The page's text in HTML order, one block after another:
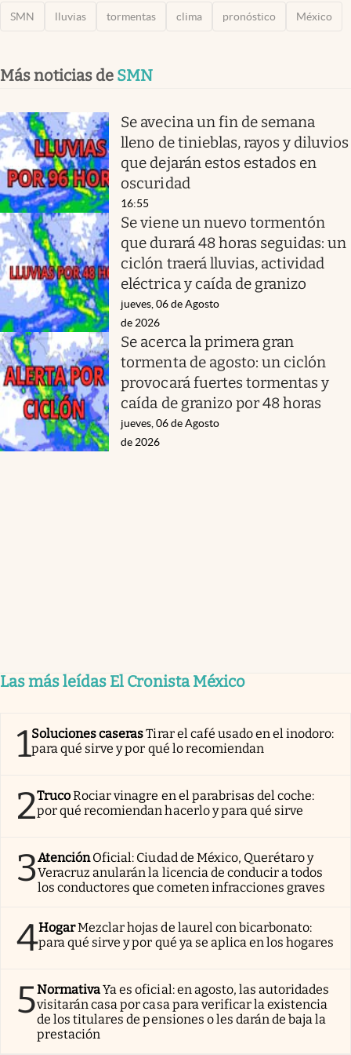
SMN lluvias tormentas clima pronóstico México
Más noticias de SMN
Se avecina un fin de semana
lleno de tinieblas, rayos y diluvios
que dejarán estos estados en
oscuridad
16:55
Se viene un nuevo tormentón
que durará 48 horas seguidas: un
ciclón traerá lluvias, actividad
eléctrica y caída de granizo
jueves, 06 de Agosto
de 2026
Se acerca la primera gran
tormenta de agosto: un ciclón
provocará fuertes tormentas y
caída de granizo por 48 horas
jueves, 06 de Agosto
de 2026
Las más leídas El Cronista México
1Soluciones caserasTirar el café usado en el inodoro:
para qué sirve y por qué lo recomiendan
2TrucoRociar vinagre en el parabrisas del coche:
por qué recomiendan hacerlo y para qué sirve
3AtenciónOficial: Ciudad de México, Querétaro y
Veracruz anularán la licencia de conducir a todos
los conductores que cometen infracciones graves
4HogarMezclar hojas de laurel con bicarbonato:
para qué sirve y por qué ya se aplica en los hogares
5NormativaYa es oficial: en agosto, las autoridades
visitarán casa por casa para verificar la existencia
de los titulares de pensiones o les darán de baja la
prestación